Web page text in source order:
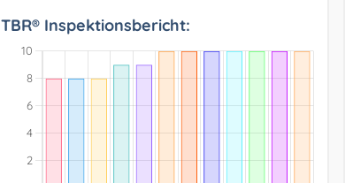
TBR® Inspektionsbericht: